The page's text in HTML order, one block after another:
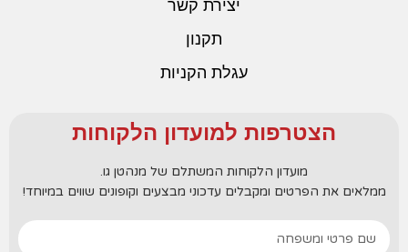
יצירת קשר
תקנון
עגלת הקניות
הצטרפות למועדון הלקוחות
מועדון הלקוחות המשתלם של מנהטן גו.
ממלאים את הפרטים ומקבלים עדכוני מבצעים וקופונים שווים במיוחד!